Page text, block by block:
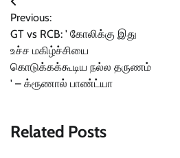
Post
navigation
Previous:
GT vs RCB: ' கோலிக்கு இது
உச்ச மகிழ்ச்சியை
கொடுக்கக்கூடிய நல்ல தருணம்
' – க்ரூணால் பாண்ட்யா
Related Posts